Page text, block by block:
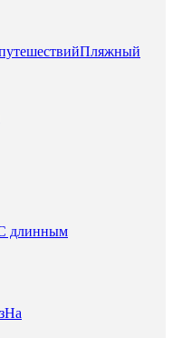
Пляжный
длинным
На